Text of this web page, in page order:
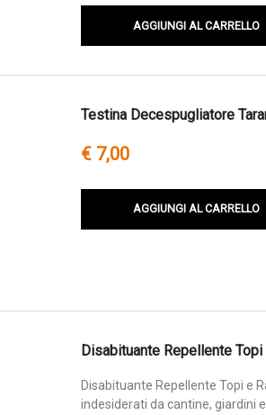
AGGIUNGI AL CARRELLO
Testina Decespugliatore
€ 7,00
AGGIUNGI AL CARRELLO
Disabituante Repellente Topi
Disabituante Repellente Topi e
indesiderati da cantine, giardini